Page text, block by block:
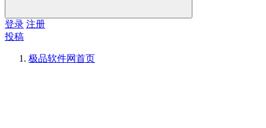
登录 注册
投稿
极品软件网首页